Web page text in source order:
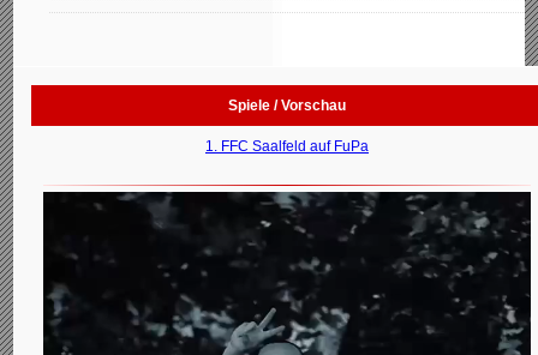
Spiele / Vorschau
1. FFC Saalfeld auf FuPa